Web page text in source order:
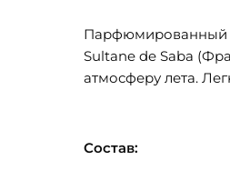
Парфюмированный
Sultane de Saba
атмосферу лета.
Состав: